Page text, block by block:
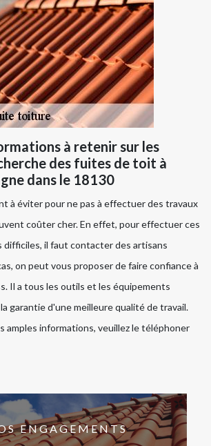
à retenir sur les
des fuites de toit à
dans le 18130
à éviter pour ne pas à effectuer des travaux
coûter cher. En effet, pour effectuer ces
il faut contacter des artisans
on peut vous proposer de faire confiance à
Il a tous les outils et les équipements
garantie d'une meilleure qualité de travail.
amples informations, veuillez le téléphoner
ENGAGEMENTS